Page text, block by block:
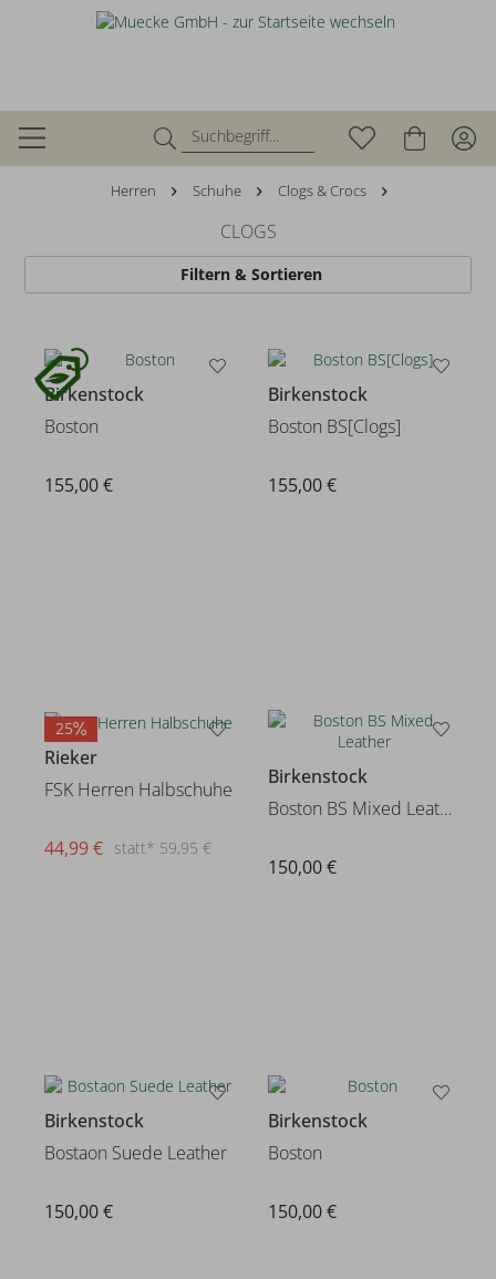
Herren Schuhe Clogs & Crocs
CLOGS
Filtern & Sortieren
Birkenstock
Boston
155,00 €
Birkenstock
Boston BS[Clogs]
155,00 €
25
Rieker
FSK Herren Halbschuhe
statt* 59,95 €
44,99 €
Birkenstock
Boston BS Mixed Leather
150,00 €
Birkenstock
Bostaon Suede Leather
150,00 €
Birkenstock
Boston
150,00 €